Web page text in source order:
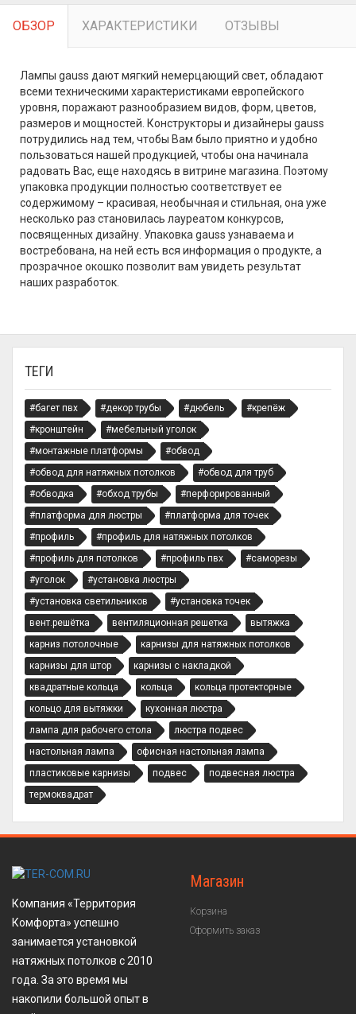
ТЕГИ
#багет пвх #декор трубы #дюбель
#крепёж
#кронштейн
#мебельный уголок
#монтажные платформы
#обвод
#обвод для натяжных потолков
#обвод для труб
#обводка
#обход трубы
#перфорированный
#платформа для люстры
#платформа для точек
#профиль
#профиль для натяжных потолков
#профиль для потолков
#профиль пвх
#саморезы
#уголок
#установка люстры
#установка светильников
#установка точек
вент.решётка
вентиляционная решетка
вытяжка
карниз потолочные
карнизы для натяжных потолков
карнизы для штор
карнизы с накладкой
квадратные кольца
кольца
кольца протекторные
кольцо для вытяжки
кухонная люстра
лампа для рабочего стола
люстра подвес
настольная лампа
офисная настольная лампа
пластиковые карнизы
подвес
подвесная люстра
термоквадрат
ОБЗОР ХАРАКТЕРИСТИКИ ОТЗЫВЫ
Лампы gauss дают мягкий немерцающий свет, обладают
всеми техническими характеристиками европейского
уровня, поражают разнообразием видов, форм, цветов,
размеров и мощностей. Конструкторы и дизайнеры gauss
потрудились над тем, чтобы Вам было приятно и удобно
пользоваться нашей продукцией, чтобы она начинала
радовать Вас, еще находясь в витрине магазина. Поэтому
упаковка продукции полностью соответствует ее
содержимому – красивая, необычная и стильная, она уже
несколько раз становилась лауреатом конкурсов,
посвященных дизайну. Упаковка gauss узнаваема и
востребована, на ней есть вся информация о продукте, а
прозрачное окошко позволит вам увидеть результат
наших разработок.
Компания «Территория
Комфорта» успешно
занимается установкой
натяжных потолков с 2010
года. За это время мы
накопили большой опыт в
Магазин
Корзина
Оформить заказ